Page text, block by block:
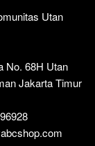
Utan
No. 68H Utan
Jakarta Timur